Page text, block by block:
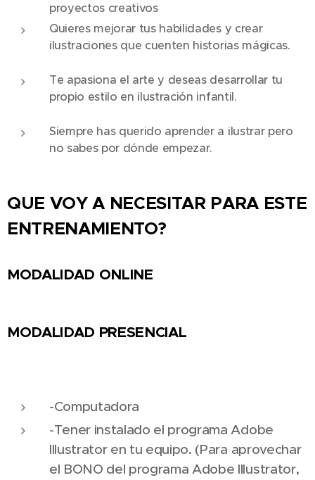
proyectos creativos
Quieres mejorar tus habilidades y crear
ilustraciones que cuenten historias mágicas.
Te apasiona el arte y deseas desarrollar tu
propio estilo en ilustración infantil.
Siempre has querido aprender a ilustrar pero
no sabes por dónde empezar.
QUE VOY A NECESITAR PARA ESTE
ENTRENAMIENTO?
MODALIDAD ONLINE
MODALIDAD PRESENCIAL
-Computadora
-Tener instalado el programa Adobe
Illustrator en tu equipo. (Para aprovechar
el BONO del programa Adobe Illustrator,